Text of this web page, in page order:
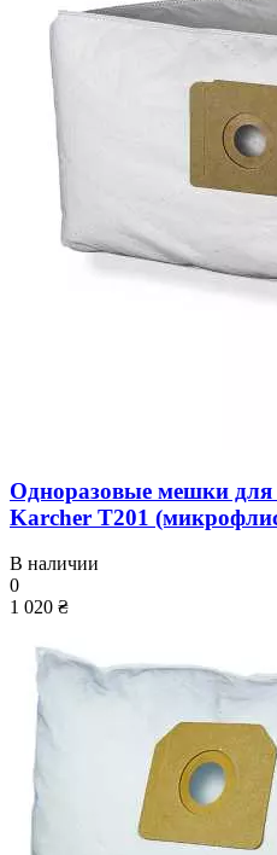
Одноразовые мешки для
Karcher T201
В наличии
0
1 020 ₴